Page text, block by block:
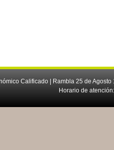
Calificado | Rambla 25 de
Horario de